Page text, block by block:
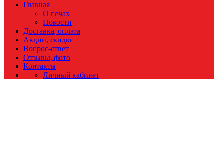
Главная
О печах
Новости
Доставка, оплата
Акции, скидки
Вопрос-ответ
Отзывы, фото
Контакты
Личный кабинет